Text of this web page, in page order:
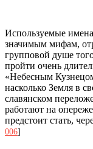
Используемые
значимым мифам,
групповой душе
пройти очень
«Небесным
насколько Земля в
славянском
работают на
предстоит стать,
006]